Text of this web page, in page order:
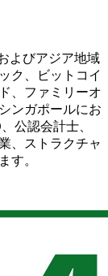
よびアジア地域
ク、ビットコイ
、ファミリーオ
ンガポールにお
公認会計士、
、ストラクチャ
す。